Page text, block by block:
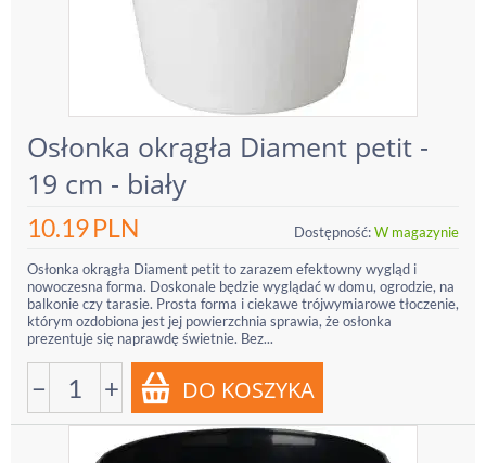
Osłonka okrągła Diament petit -
19 cm - biały
10.19PLN Dostępność:W magazynie
Osłonka okrągła Diament petit to zarazem efektowny wygląd i
nowoczesna forma. Doskonale będzie wyglądać w domu, ogrodzie, na
balkonie czy tarasie. Prosta forma i ciekawe trójwymiarowe tłoczenie,
którym ozdobiona jest jej powierzchnia sprawia, że osłonka
prezentuje się naprawdę świetnie. Bez...
− +